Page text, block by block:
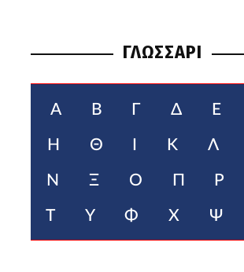
ΓΛΩΣΣΑΡΙ
Α Β Γ Δ Ε
Η Θ Κ Λ
Ν Ξ Ο Π Ρ
Τ Υ Φ Χ Ψ